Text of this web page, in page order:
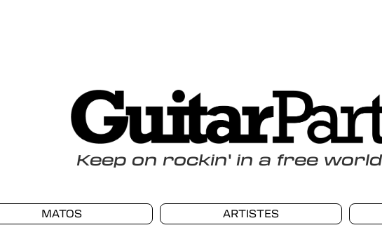
Keepon rockin' in a free world
MATOS ARTISTES